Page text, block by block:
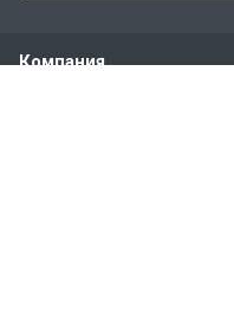
Компания